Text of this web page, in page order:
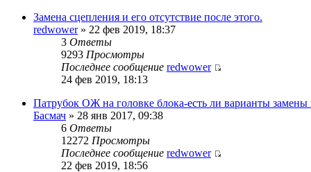
Замена сцепления и его отсутствие после этого.
redwower» 22 фев 2019, 18:37
3 Ответы
9293 Просмотры
Последнее сообщение redwower
24 фев 2019, 18:13
Патрубок ОЖ на головке блока-есть ли варианты замены
Басмач » 28 янв 2017, 09:38
6 Ответы
12272 Просмотры
Последнее сообщение redwower
22 фев 2019, 18:56